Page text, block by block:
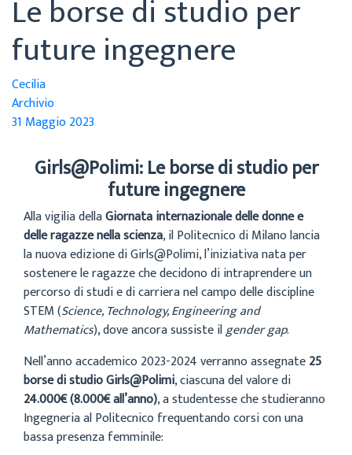
Le borse di studio per
future ingegnere
Cecilia
Archivio
31 Maggio 2023
Girls@Polimi: Le borse di studio per
future ingegnere
Alla vigilia dellaGiornata internazionale delle donne e
delle ragazze nella scienza, il Politecnico di Milano lancia
la nuova edizione di Girls@Polimi, l’iniziativa nata per
sostenere le ragazze che decidono di intraprendere un
percorso di studi e di carriera nel campo delle discipline
STEM (Science, Technology, Engineering and
Mathematics), dove ancora sussiste ilgender gap.
Nell’anno accademico 2023-2024 verranno assegnate25
borse di studio Girls@Polimi, ciascuna del valore di
24.000€ (8.000€ all’anno), a studentesse che studieranno
Ingegneria al Politecnico frequentando corsi con una
bassa presenza femminile: